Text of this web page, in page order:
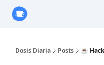
Dosis Diaria Posts ☕